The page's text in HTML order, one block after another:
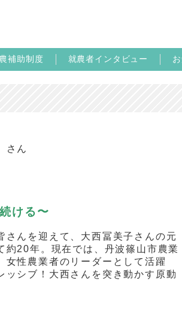
補助制度 就農者インタビュー
さん
ける〜
さんを迎えて、大西冨美子さんの元
約20年。現在では、丹波篠山市農業
性農業者のリーダーとして活躍
シブ！大西さんを突き動かす原動